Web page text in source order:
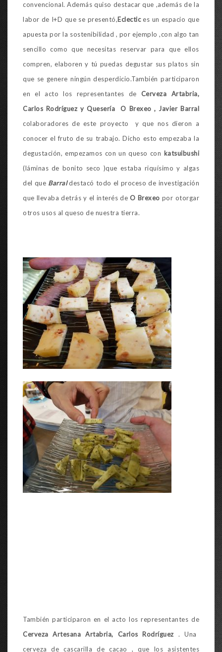
convencional. Además quiso destacar que ,además de la
labor de I+D que se presentó,Eclectices un espacio que
apuesta por la sostenibilidad , por ejemplo ,con algo tan
sencillo como que necesitas reservar para que ellos
compren, elaboren y tú puedas degustar sus platos sin
que se genere ningún desperdicio.También participaron
en el acto los representantes de Cerveza Artabria,
Carlos Rodríguez y Quesería O Brexeo , Javier Barral
colaboradores de este proyecto y que nos dieron a
conocer el fruto de su trabajo. Dicho esto empezaba la
degustación, empezamos con un queso con katsuibushi
(láminas de bonito seco )que estaba riquísimo y algas
del que Barral destacó todo el proceso de investigación
que llevaba detrás y el interés de O Brexeo por otorgar
otros usos al queso de nuestra tierra.
También participaron en el acto los representantes de
Cerveza Artesana Artabria, Carlos Rodríguez . Una
cerveza de cascarilla de cacao , que los asistentes